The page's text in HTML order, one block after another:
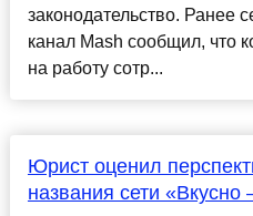
законодательство. Ранее
канал Mash сообщил, что
на работу сотр...
Юрист оценил
названия сети «Вкусно